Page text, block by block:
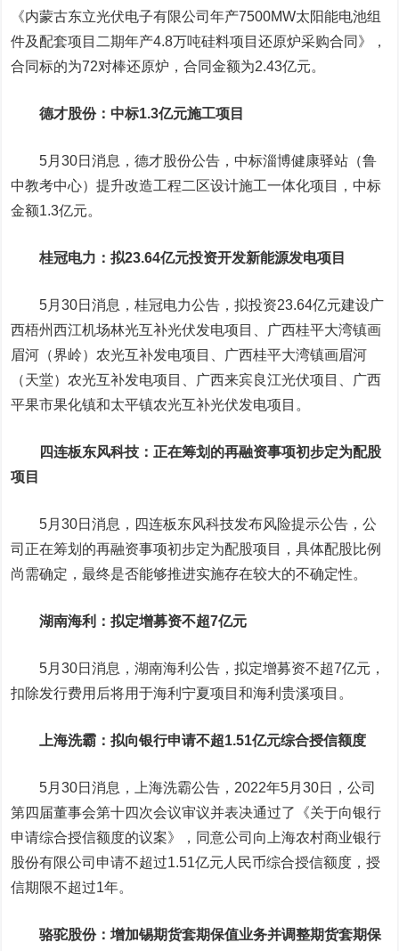
《内蒙古东立光伏电子有限公司年产7500MW太阳能电池组
件及配套项目二期年产4.8万吨硅料项目还原炉采购合同》，
合同标的为72对棒还原炉，合同金额为2.43亿元。
德才股份：中标1.3亿元施工项目
5月30日消息，德才股份公告，中标淄博健康驿站（鲁
中教考中心）提升改造工程二区设计施工一体化项目，中标
金额1.3亿元。
桂冠电力 ：拟23.64亿元投资开发新能源发电项目
5月30日消息，桂冠电力公告，拟投资23.64亿元建设广
西梧州西江机场林光互补光伏发电项目、广西桂平大湾镇画
眉河（界岭）农光互补发电项目、广西桂平大湾镇画眉河
（天堂）农光互补发电项目、广西来宾良江光伏项目、广西
平果市果化镇和太平镇农光互补光伏发电项目。
四连板东风科技 ：正在筹划的再融资事项初步定为配股
项目
5月30日消息，四连板东风科技发布风险提示公告，公
司正在筹划的再融资事项初步定为配股项目，具体配股比例
尚需确定，最终是否能够推进实施存在较大的不确定性。
湖南海利 ：拟定增募资不超7亿元
5月30日消息，湖南海利公告，拟定增募资不超7亿元，
扣除发行费用后将用于海利宁夏项目和海利贵溪项目。
上海洗霸 ：拟向银行申请不超1.51亿元综合授信额度
5月30日消息，上海洗霸公告，2022年5月30日，公司
第四届董事会第十四次会议审议并表决通过了《关于向银行
申请综合授信额度的议案》，同意公司向上海农村商业银行
股份有限公司申请不超过1.51亿元人民币综合授信额度，授
信期限不超过1年。
骆驼股份：增加锡期货套期保值业务并调整期货套期保